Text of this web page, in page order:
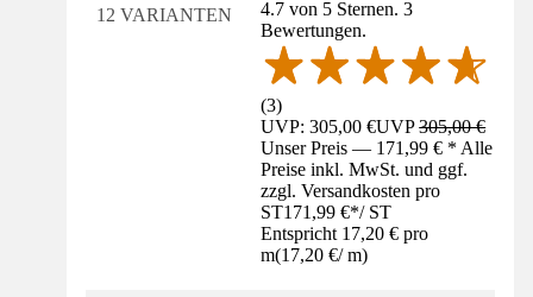
12 VARIANTEN
4.7 von 5 Sternen. 3
Bewertungen.
(3)
UVP: 305,00 €UVP305,00 €
Unser Preis — 171,99 € * Alle
Preise inkl. MwSt. und ggf.
zzgl. Versandkosten pro
ST171,99 €*/ ST
Entspricht 17,20 € pro
m(17,20 €/ m)